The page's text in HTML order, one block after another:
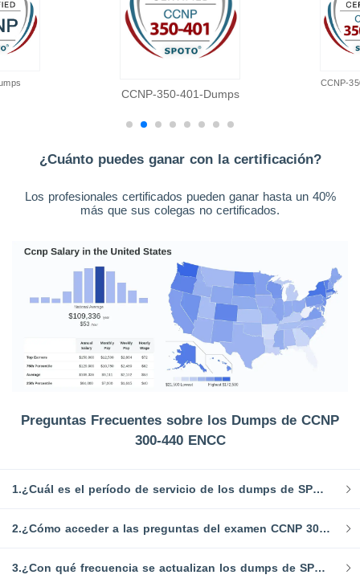
CCNP-350-401-Dumps
CCNP-
¿Cuánto puedes ganar con la certificación?
Los profesionales certificados pueden ganar hasta un 40%
más que sus colegas no certificados.
Preguntas Frecuentes sobre los Dumps de CCNP
300-440 ENCC
1.¿Cuál es el período de servicio de los dumps de SPOTO CCNP?
2.¿Cómo acceder a las preguntas del examen CCNP 300-440 ENCC después de la compra?
3.¿Con qué frecuencia se actualizan los dumps de SPOTO?